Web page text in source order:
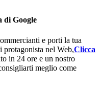
di Google
e porti la tua
nel Web,Clicca
in 24 ore e un nostro
meglio come